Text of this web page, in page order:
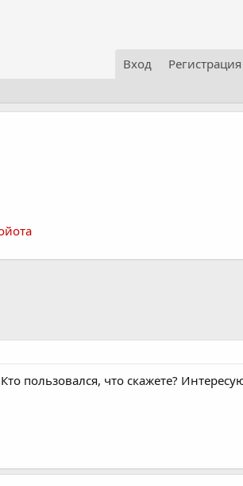
Вход Регистрация
пользовался, что скажете?